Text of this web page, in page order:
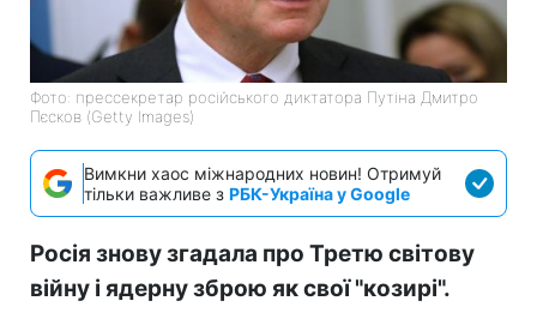
Фото: прессекретар російського диктатора Путіна Дмитро
Пєсков (Getty Images)
Вимкни хаос міжнародних новин! Отримуй
тільки важливе з РБК-Україна у Google
Росія знову згадала про Третю світову
війну і ядерну зброю як свої "козирі".